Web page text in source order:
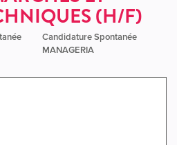
(H/F)
Candidature Spontanée
MANAGERIA